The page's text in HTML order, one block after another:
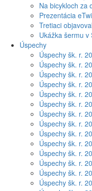
Na bicykloch za
Prezentácia
Tretiaci
Ukážka šermu v
Úspechy
Úspechy šk. r.
Úspechy šk. r.
Úspechy šk. r.
Úspechy šk. r.
Úspechy šk. r.
Úspechy šk. r.
Úspechy šk. r.
Úspechy šk. r.
Úspechy šk. r.
Úspechy šk. r.
Úspechy šk. r.
Úspechy šk. r.
Úspechy šk. r.
Úspechy šk. r.